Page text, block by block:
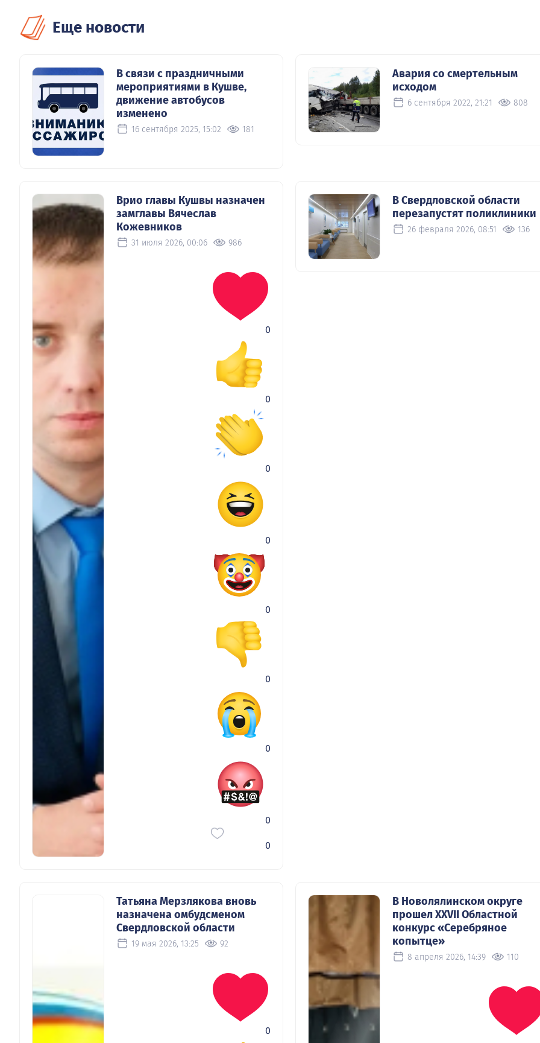
Еще новости
В связи с праздничными
мероприятиями в Кушве,
движение автобусов
изменено
16 сентября 2025, 15:02 181
Авария со смертельным
исходом
6 сентября 2022, 21:21 808
Врио главы Кушвы назначен
замглавы Вячеслав
Кожевников
31 июля 2026, 00:06 986
0
0
0
0
0
0
0
0
0
В Свердловской области
перезапустят поликлиники
26 февраля 2026, 08:51 136
Татьяна Мерзлякова вновь
назначена омбудсменом
Свердловской области
19 мая 2026, 13:25 92
0
В Новолялинском округе
прошел XXVII Областной
конкурс «Серебряное
копытце»
8 апреля 2026, 14:39 110